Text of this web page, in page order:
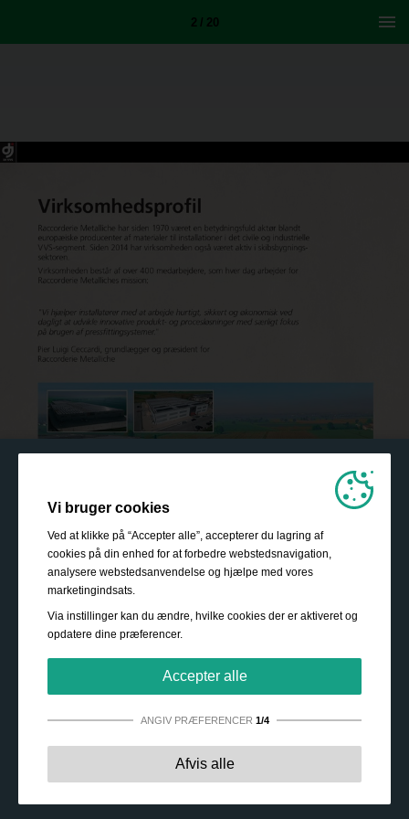
2 / 20
Vi bruger cookies
Ved at klikke på “Accepter alle”, accepterer du lagring af
cookies på din enhed for at forbedre webstedsnavigation,
analysere webstedsanvendelse og hjælpe med vores
marketingindsats.
Via instillinger kan du ændre, hvilke cookies der er aktiveret og
opdatere dine præferencer.
Accepter alle
ANGIV PRÆFERENCER 1/4
Disse cookies er essentielle for at
Afvis alle